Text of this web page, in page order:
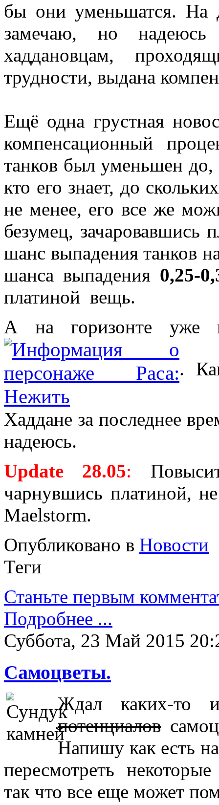
бы они уменьшатся. На
замечаю, но
хаддановцам,
трудности, выдана
Ещё одна грустная
компенсационный
танков был уменьшен
кто его знает, до
не менее, его все же
безумец, зачаровавшись
шанс выпадения танков
шанса выпадения 0,25-
платиной вещь.
А на горизонте уже
.
Хаддане за последнее
надеюсь.
Update 28.05:
чарнувшись платиной,
Maelstorm.
Опубликовано в Новости
Теги
Станьте первым
Подробнее ...
Суббота, 23 Май 2015
Самоцветы.
Ждал каких-то
потенциалов
Напишу как есть
пересмотреть
так что все еще может